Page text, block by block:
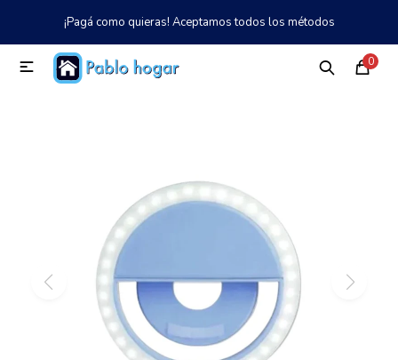
¡Pagá como quieras! Aceptamos todos los métodos
0

MI CUENTA
Catálogo Tienda 097 997 042
Tecnología
Electrodomésticos